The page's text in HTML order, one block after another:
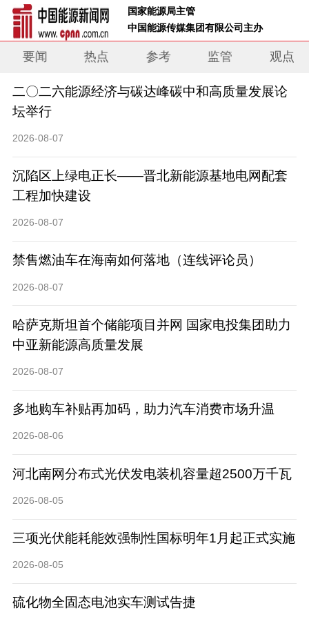
国家能源局主管
中国能源传媒集团有限公司主办
要闻 热点 参考 监管 观点
二〇二六能源经济与碳达峰碳中和高质量发展论
坛举行
2026-08-07
沉陷区上绿电正长——晋北新能源基地电网配套
工程加快建设
2026-08-07
禁售燃油车在海南如何落地（连线评论员）
2026-08-07
哈萨克斯坦首个储能项目并网 国家电投集团助力
中亚新能源高质量发展
2026-08-07
多地购车补贴再加码，助力汽车消费市场升温
2026-08-06
河北南网分布式光伏发电装机容量超2500万千瓦
2026-08-05
三项光伏能耗能效强制性国标明年1月起正式实施
2026-08-05
硫化物全固态电池实车测试告捷